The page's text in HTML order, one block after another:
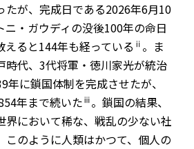
たが、完成日である2026年6月10
ニ・ガウディの没後100年の命日
えると144年も経っている ⅱ 。ま
時代、3代将軍・徳川家光が統治
年に鎖国体制を完成させたが、
年まで続いたⅲ。鎖国の結果、
界において稀な、戦乱の少ない社
このように人類はかつて、個人の